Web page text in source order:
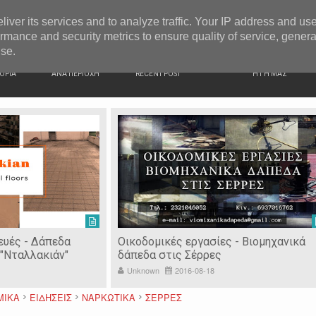
ΑΝΑ ΠΕΡΙΟΧΗ RECENT POST Η ΓΗ ΜΑΣ
- Δάπεδα
Οικοδομικές εργασίες - Βιομηχανικά
δάπεδα στις Σέρρες
Unknown 2016-08-18
ΕΙΔΗΣΕΙΣ ΝΑΡΚΩΤΙΚΑ ΣΕΡΡΕΣ
its services and to analyze traffic. Your IP address and
and security metrics to ensure quality of service,